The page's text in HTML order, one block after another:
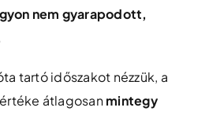
nem gyarapodott,
tartó időszakot nézzük, a
átlagosanmintegy